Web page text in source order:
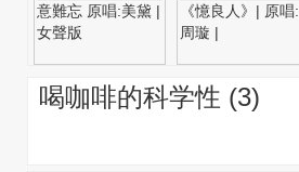
意難忘 原唱:美黛 |
女聲版
《憶良人》| 原唱:
周璇 |
喝咖啡的科学性 (3)